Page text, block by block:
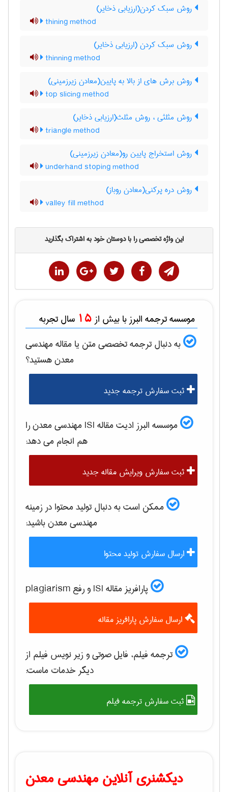
روش سبک کردن(ارزیابی ذخایر)
thining method
روش سبک کردن (ارزیابی ذخایر)
thinning method
روش برش های از بالا به پایین(معادن زیرزمینی)
top slicing method
روش مثلثی ، روش مثلث(ارزیابی ذخایر)
triangle method
روش استخراج پایین رو(معادن زیرزمینی)
underhand stoping method
روش دره پرکنی(معادن روباز)
valley fill method
این واژه تخصصی را با دوستان خود به اشتراک بگذارید
موسسه ترجمه البرز با بیش از 15 سال تجربه
به دنبال ترجمه تخصصی متن یا مقالهمهندسی
معدنهستید؟
ثبت سفارش ترجمه جدید
موسسه البرز ادیت مقاله ISI مهندسی معدنرا
هم انجام می دهد:
ثبت سفارش ویرایش مقاله جدید
ممکن است به دنبال تولید محتوا در زمینه
مهندسی معدنباشید:
ارسال سفارش تولید محتوا
پارافریز مقاله ISI و رفع plagiarism
ارسال سفارش پارافریز مقاله
ترجمه فیلم، فایل صوتی و زیر نویس فیلم از
دیگر خدمات ماست:
ثبت سفارش ترجمه فیلم
دیکشنری آنلاین مهندسی معدن